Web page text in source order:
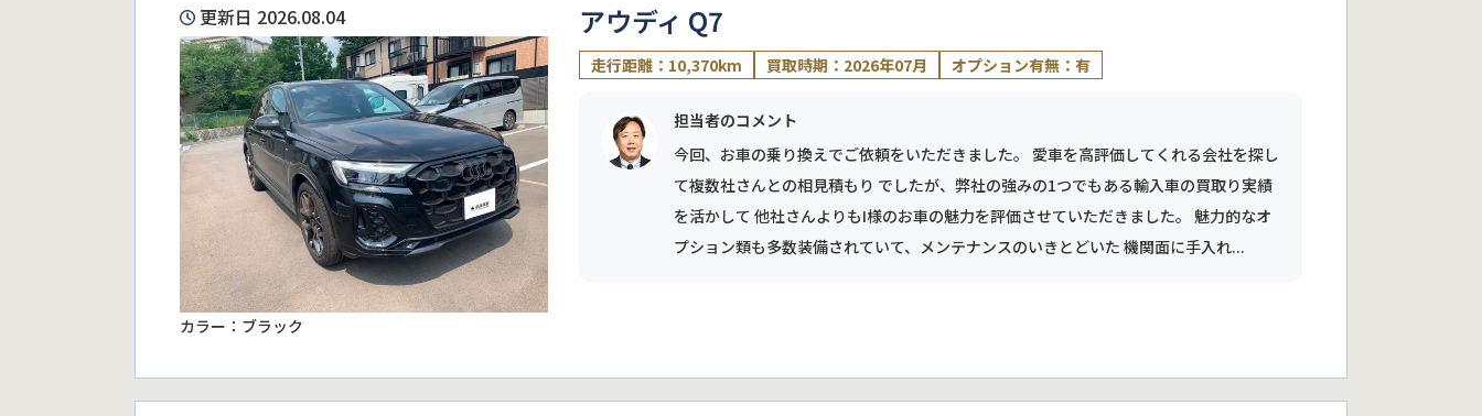
更新日 2026.08.04
カラー：ブラック
アウディ Q7
走行距離：10,370km 買取時期：2026年07月 オプション有無：有
担当者のコメント
今回、お車の乗り換えでご依頼をいただきました。 愛車を高評価してくれる会社を探し
て複数社さんとの相見積もり でしたが、弊社の強みの1つでもある輸入車の買取り実績
を活かして 他社さんよりもI様のお車の魅力を評価させていただきました。 魅力的なオ
プション類も多数装備されていて、メンテナンスのいきとどいた 機関面に手入れ...